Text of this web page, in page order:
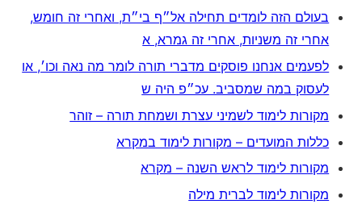
בעולם הזה לומדים תחילה אל״ף בי״ת, ואחרי זה חומש,
אחרי זה משניות, אחרי זה גמרא, א
לפעמים אנחנו פוסקים מדברי תורה לומר מה נאה וכו׳, או
לעסוק במה שמסביב. עכ״פ היה ש
מקורות לימוד לשמיני עצרת ושמחת תורה – זוהר
כללות המועדים – מקורות לימוד במקרא
מקורות לימוד לראש השנה – מקרא
מקורות לימוד לברית מילה